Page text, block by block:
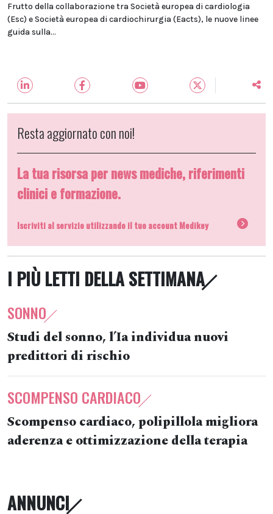
Frutto della collaborazione tra Società europea di cardiologia
(Esc) e Società europea di cardiochirurgia (Eacts), le nuove linee
guida sulla...
Resta aggiornato con noi!
La tua risorsa per news mediche, riferimenti
clinici e formazione.
Iscriviti al servizio utilizzando il tuo account Medikey
I PIÙ LETTI DELLA SETTIMANA
SONNO
Studi del sonno, l’Ia individua nuovi
predittori di rischio
SCOMPENSO CARDIACO
Scompenso cardiaco, polipillola migliora
aderenza e ottimizzazione della terapia
ANNUNCI